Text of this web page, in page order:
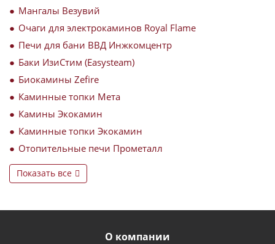
Мангалы Везувий
Очаги для электрокаминов Royal Flame
Печи для бани ВВД Инжкомцентр
Баки ИзиСтим (Easysteam)
Биокамины Zefire
Каминные топки Мета
Камины Экокамин
Каминные топки Экокамин
Отопительные печи Прометалл
Показать все
О компании